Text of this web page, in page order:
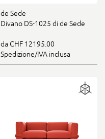
de Sede
Divano DS-1025 di de Sede
da CHF 12195.00
Spedizione/IVA inclusa